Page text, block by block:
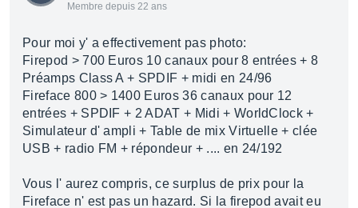
Membre depuis 22 ans
Pour moi y' a effectivement pas photo:
Firepod > 700 Euros 10 canaux pour 8 entrées + 8
Préamps Class A + SPDIF + midi en 24/96
Fireface 800 > 1400 Euros 36 canaux pour 12
entrées + SPDIF + 2 ADAT + Midi + WorldClock +
Simulateur d' ampli + Table de mix Virtuelle + clée
USB + radio FM + répondeur + .... en 24/192
Vous l' aurez compris, ce surplus de prix pour la
Fireface n' est pas un hazard. Si la firepod avait eu